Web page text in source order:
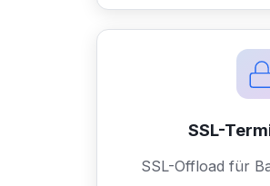
SSL-
SSL-Offload für